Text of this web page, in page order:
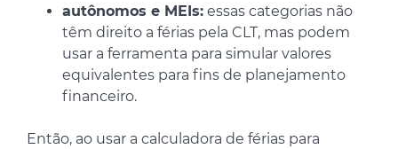
autônomos e MEIs: essas categorias não
têm direito a férias pela CLT, mas podem
usar a ferramenta para simular valores
equivalentes para fins de planejamento
financeiro.
Então, ao usar a calculadora de férias para